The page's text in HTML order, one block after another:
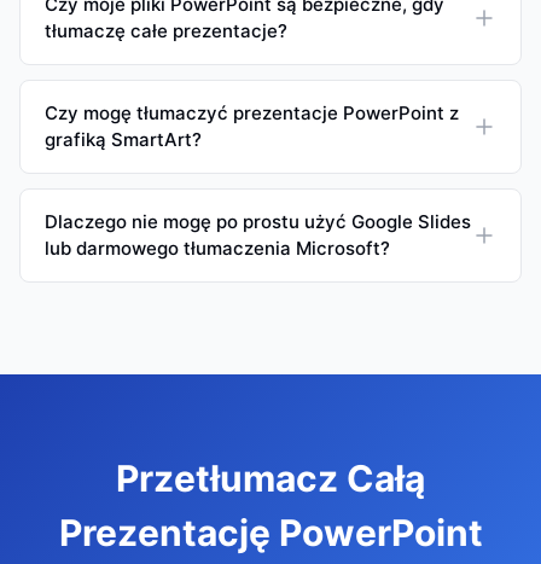
tłumaczę całe prezentacje?
Czy mogę tłumaczyć prezentacje PowerPoint z
grafiką SmartArt?
Dlaczego nie mogę po prostu użyć Google Slides
lub darmowego tłumaczenia Microsoft?
Przetłumacz Całą
Prezentację PowerPoint